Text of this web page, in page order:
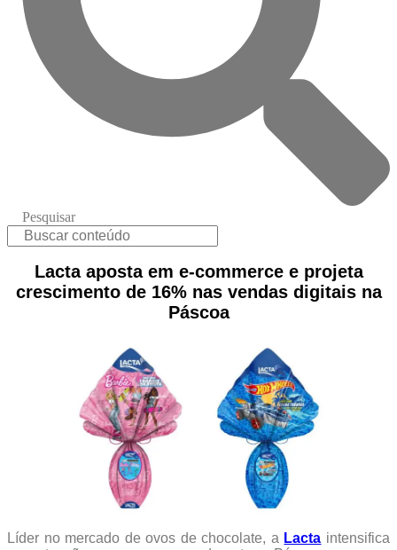
Pesquisar
Lacta aposta em e-commerce e projeta
crescimento de 16% nas vendas digitais na
Páscoa
Líder no mercado de ovos de chocolate, a Lacta intensifica